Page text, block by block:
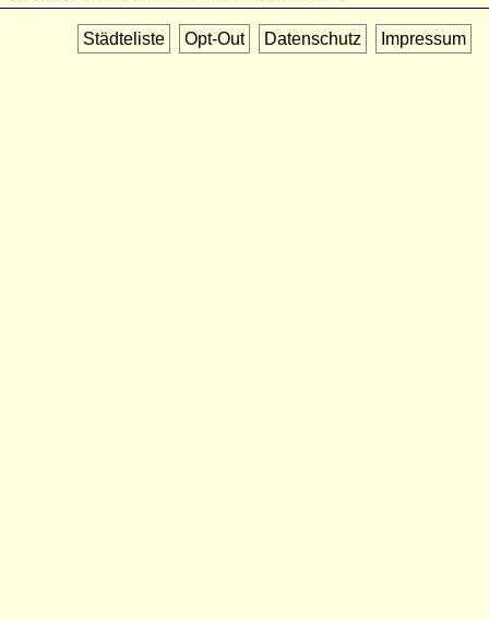
Städteliste Opt-Out Datenschutz Impressum